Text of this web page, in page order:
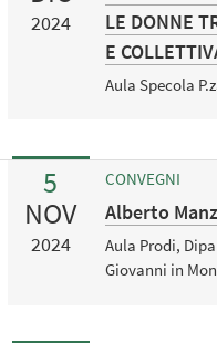
2024
LE DONNE
E
Aula Specola
5
NOV
2024
CONVEGNI
Alberto
Aula Prodi,
Giovanni in